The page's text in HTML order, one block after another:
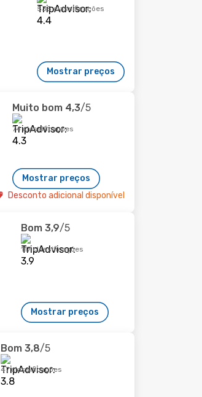
535 classificações
Mostrar preços
Muito bom 4,3/5
74 classificações
Mostrar preços
Desconto adicional disponível
Bom 3,9/5
117 classificações
Mostrar preços
Bom 3,8/5
47 classificações